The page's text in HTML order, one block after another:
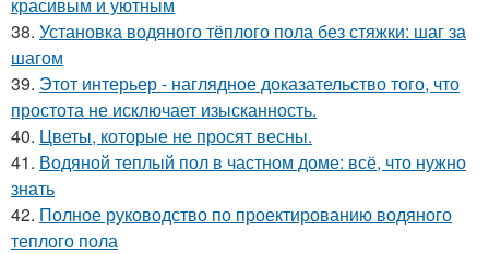
38. Установка водяного тёплого пола без стяжки: шаг за
шагом
39. Этот интерьер - наглядное доказательство того, что
простота не исключает изысканность.
40. Цветы, которые не просят весны.
41. Водяной теплый пол в частном доме: всё, что нужно
знать
42. Полное руководство по проектированию водяного
теплого пола